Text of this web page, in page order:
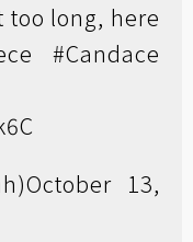
too long, here
#Candace
October 13,